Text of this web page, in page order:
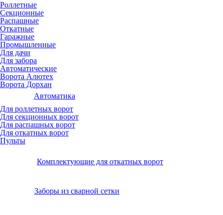
Роллетные
Секционные
Распашные
Откатные
Гаражные
Промышленные
Для дачи
Для забора
Автоматические
Ворота Алютех
Ворота Дорхан
Автоматика
Для роллетных ворот
Для секционных ворот
Для распашных ворот
Для откатных ворот
Пульты
Комплектующие для откатных ворот
Заборы из сварной сетки